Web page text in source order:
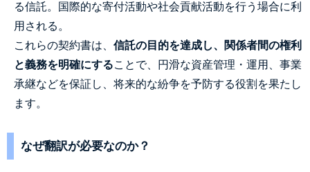
る信託。国際的な寄付活動や社会貢献活動を行う場合に利
用される。
これらの契約書は、 信託の目的を達成し、関係者間の権利
と義務を明確にすることで、円滑な資産管理・運用、事業
承継などを保証し、将来的な紛争を予防する役割を果たし
ます。
なぜ翻訳が必要なのか？